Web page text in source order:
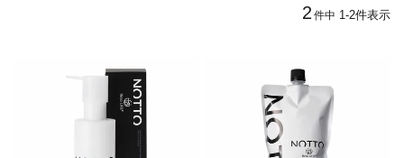
2 件中 1-2件表示